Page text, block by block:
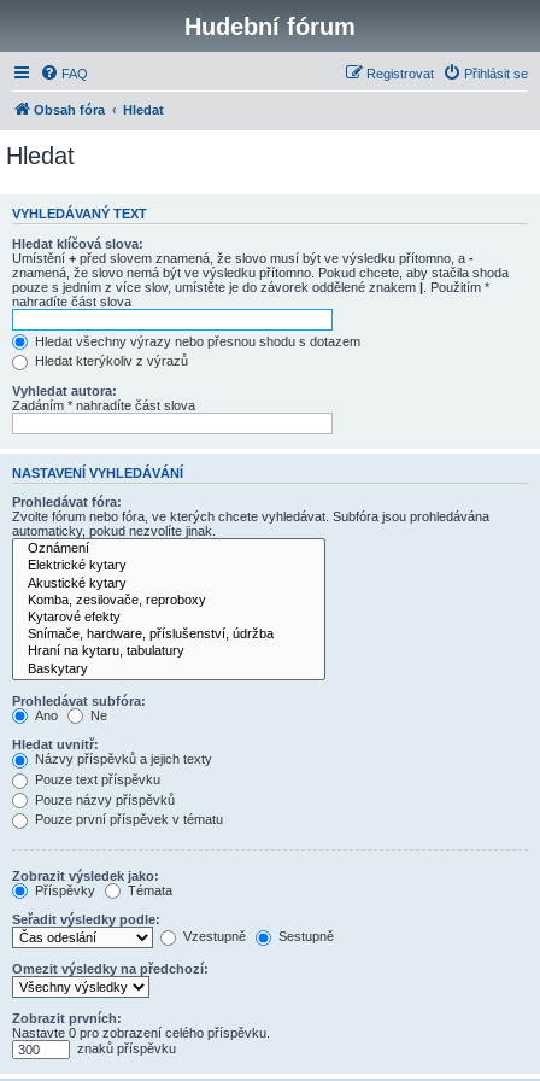
Hudební fórum
FAQ Přihlásit se
Registrovat
Obsah fóra Hledat
Hledat
VYHLEDÁVANÝ TEXT
Hledat klíčová slova:
Umístění + před slovem znamená, že slovo musí být ve výsledku přítomno, a -
znamená, že slovo nemá být ve výsledku přítomno. Pokud chcete, aby stačila shoda
pouze s jedním z více slov, umístěte je do závorek oddělené znakem | . Použitím *
nahradíte část slova
Hledat všechny výrazy nebo přesnou shodu s dotazem
Hledat kterýkoliv z výrazů
Vyhledat autora:
Zadáním * nahradíte část slova
NASTAVENÍ VYHLEDÁVÁNÍ
Prohledávat fóra:
Zvolte fórum nebo fóra, ve kterých chcete vyhledávat. Subfóra jsou prohledávána
automaticky, pokud nezvolíte jinak.
Prohledávat subfóra:
Ano
Ne
Hledat uvnitř:
Názvy příspěvků a jejich texty
Pouze text příspěvku
Pouze názvy příspěvků
Pouze první příspěvek v tématu
Zobrazit výsledek jako:
Příspěvky
Témata
Seřadit výsledky podle:
Vzestupně
Sestupně
Omezit výsledky na předchozí:
Zobrazit prvních:
Nastavte 0 pro zobrazení celého příspěvku.
znaků příspěvku